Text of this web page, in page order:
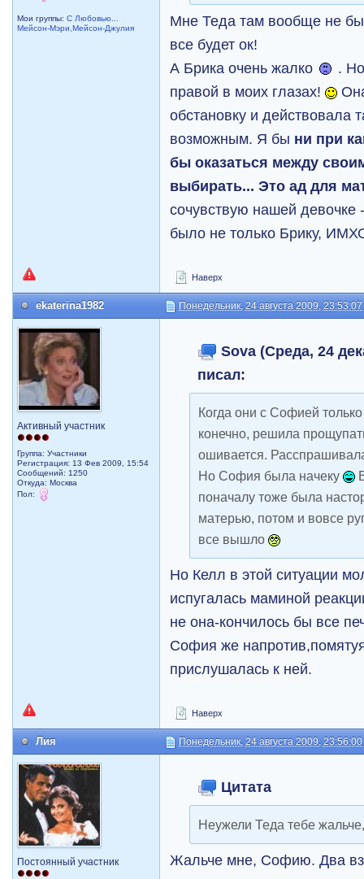
Мои группы:С Любовью...
Мейсон-Мэри,Мейсон-Джулия
Мне Теда там вообще не
все будет ок!
А Брика очень жалко
.
правой в моих глазах!
обстановку и действовала
возможным. Я бы ни при
бы оказаться между
выбирать... Это ад для
сочувствую нашей девочке
было не только Брику,
Наверх
ekaterina1982 Понедельник, 24 августа 2009, 23:53:07
Активный участник
Группа: Участники
Регистрация: 13 Фев 2009, 15:54
Сообщений: 1250
Откуда: Москва
Пол:
Sova (Среда, 24
писал:
Когда они с Софией
конечно, решила
ошивается.
Но София была начеку
поначалу тоже была
матерью, потом и вовсе
все вышло
Но Келл в этой ситуации
испугалась маминой
не она-кончилось бы все
София же
прислушалась к ней.
Наверх
Лия Понедельник, 24 августа 2009, 23:56:00
Постоянный участник
Цитата
Неужели Теда тебе
Жальче мне, Софию. Два